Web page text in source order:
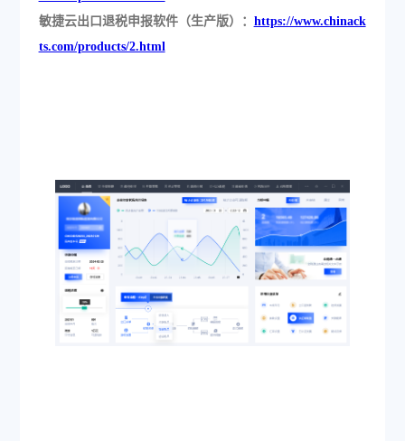
敏捷云出口退税申报软件（生产版）： https://www.chinack
ts.com/products/2.html